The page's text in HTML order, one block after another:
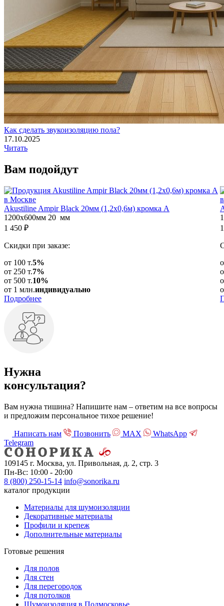
Как сделать звукоизоляцию пола?
17.10.2025
Читать
Вам подойдут
Akustiline Ampir Black 20мм (1,2x0,6м) кромка А
1200x600мм 20 мм
1 450 ₽
Скидки при заказе:
от 100 т.5%
от 250 т.7%
от 500 т.10%
от 1 млн.индивидуально
Подробнее
Нужна
консультация?
Вам нужна тишина? Напишите нам – ответим на все вопросы
и предложим персональное тихое решение!
Написать нам Позвонить МАХ
WhatsApp
Telegram
109145 г. Москва, ул. Привольная, д. 2, стр. 3
Пн-Вс: 10:00 - 20:00
8 (800) 250-15-14 info@sonorika.ru
каталог продукции
Материалы для шумоизоляции
Декоративные материалы
Профили и крепеж
Дополнительные материалы
Готовые решения
Для полов
Для стен
Для перегородок
Для потолков
Шумоизоляция в Подмосковье